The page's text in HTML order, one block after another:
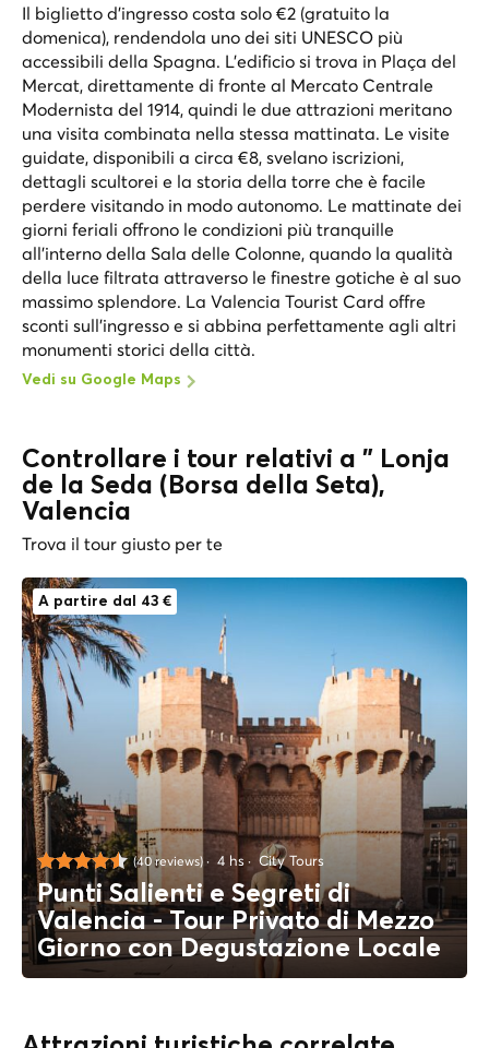
Il biglietto d'ingresso costa solo €2 (gratuito la
domenica), rendendola uno dei siti UNESCO più
accessibili della Spagna. L'edificio si trova in Plaça del
Mercat, direttamente di fronte al Mercato Centrale
Modernista del 1914, quindi le due attrazioni meritano
una visita combinata nella stessa mattinata. Le visite
guidate, disponibili a circa €8, svelano iscrizioni,
dettagli scultorei e la storia della torre che è facile
perdere visitando in modo autonomo. Le mattinate dei
giorni feriali offrono le condizioni più tranquille
all'interno della Sala delle Colonne, quando la qualità
della luce filtrata attraverso le finestre gotiche è al suo
massimo splendore. La Valencia Tourist Card offre
sconti sull'ingresso e si abbina perfettamente agli altri
monumenti storici della città.
Vedi su Google Maps
Controllare i tour relativi a " Lonja
de la Seda (Borsa della Seta),
Valencia
Trova il tour giusto per te
A partire dal 43 €
(40 reviews) 4 hs City Tours
Punti Salienti e Segreti di
Valencia - Tour Privato di Mezzo
Giorno con Degustazione Locale